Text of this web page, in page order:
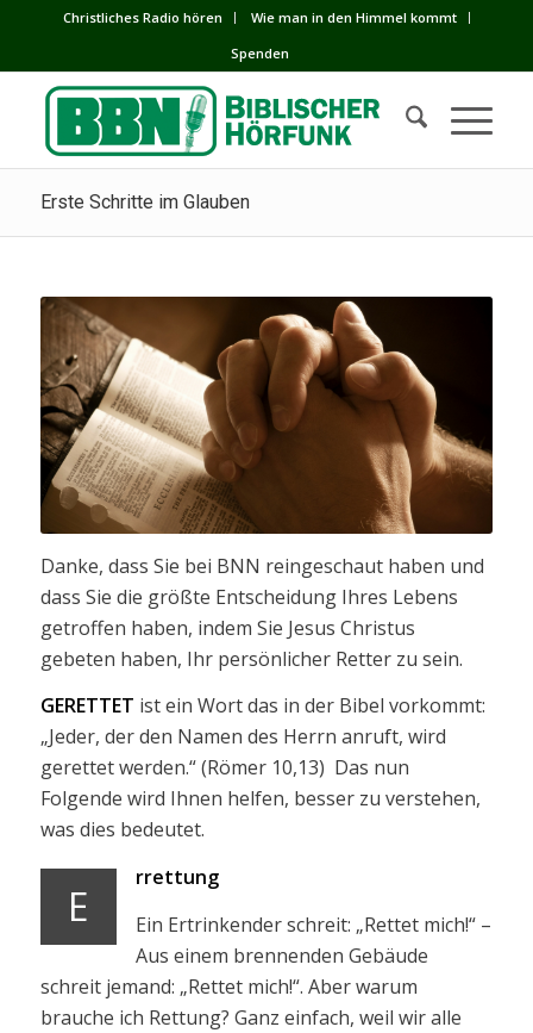
Сhristliches Radio hören
Wie man in den Himmel kommt
Spenden
Erste Schritte im Glauben
Danke, dass Sie bei BNN reingeschaut haben und
dass Sie die größte Entscheidung Ihres Lebens
getroffen haben, indem Sie Jesus Christus
gebeten haben, Ihr persönlicher Retter zu sein.
GERETTET ist ein Wort das in der Bibel vorkommt:
„Jeder, der den Namen des Herrn anruft, wird
gerettet werden.“ (Römer 10,13) Das nun
Folgende wird Ihnen helfen, besser zu verstehen,
was dies bedeutet.
E
rrettung
Ein Ertrinkender schreit: „Rettet mich!“ –
Aus einem brennenden Gebäude
schreit jemand: „Rettet mich!“. Aber warum
brauche ich Rettung? Ganz einfach, weil wir alle